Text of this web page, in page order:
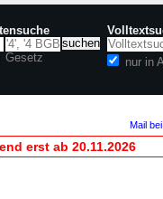
Gesetz nur in
Mail
erst ab 20.11.2026